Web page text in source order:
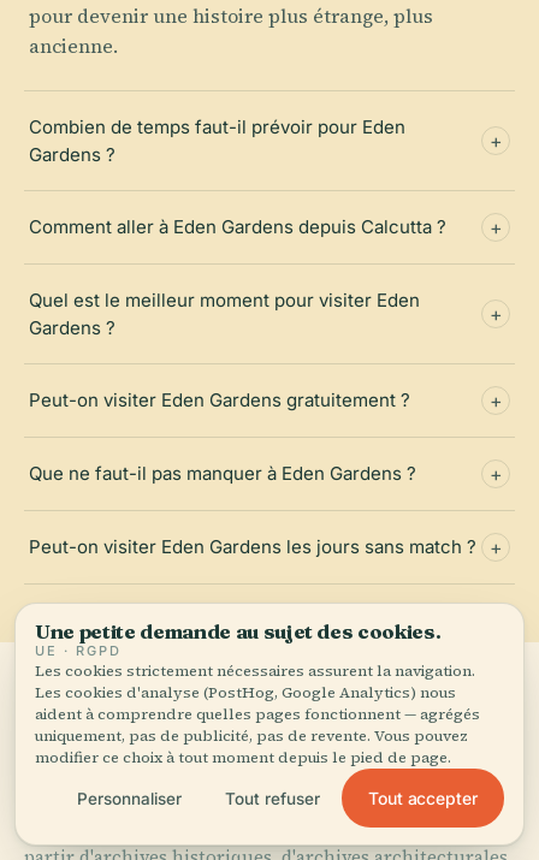
pour devenir une histoire plus étrange, plus
ancienne.
Combien de temps faut-il prévoir pour Eden
Gardens ?
Comment aller à Eden Gardens depuis Calcutta ?
Quel est le meilleur moment pour visiter Eden
Gardens ?
Peut-on visiter Eden Gardens gratuitement ?
Que ne faut-il pas manquer à Eden Gardens ?
Peut-on visiter Eden Gardens les jours sans match ?
SOURCES
Vérifié,et montré.
Recherché et rédigé par l'équipe éditoriale d'Audiala à
Une petite demande au sujet des cookies.
UE · RGPD
Les cookies strictement nécessaires assurent la navigation.
Les cookies d'analyse (PostHog, Google Analytics) nous
aident à comprendre quelles pages fonctionnent — agrégés
uniquement, pas de publicité, pas de revente. Vous pouvez
modifier ce choix à tout moment depuis le pied de page.
Personnaliser Tout refuser Tout accepter